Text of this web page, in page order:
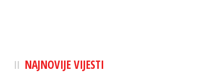
NAJNOVIJE VIJESTI